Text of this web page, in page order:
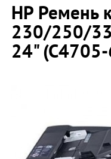
HP Ремень
230/250/
24"